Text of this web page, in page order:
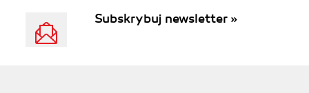
Subskrybuj newsletter »